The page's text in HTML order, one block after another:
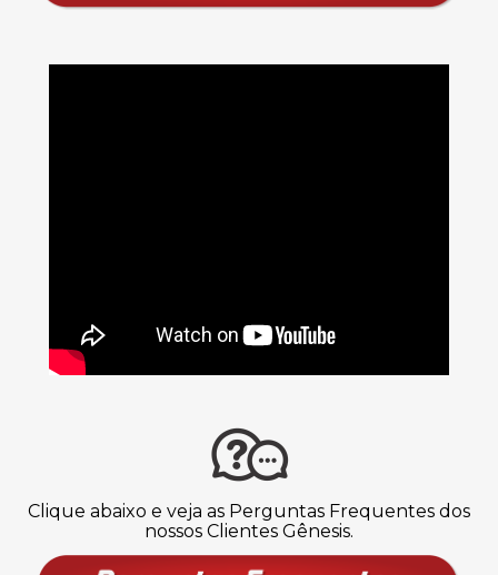
Clique abaixo e veja as Perguntas Frequentes dos
nossos Clientes Gênesis.